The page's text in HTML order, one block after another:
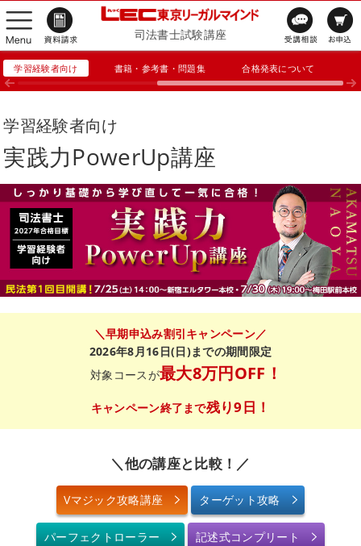
司法書士試験講座
学習経験者向け 書籍・参考書・問題集 合格発表について
学習経験者向け
実践力PowerUp講座
＼早期申込み割引キャンペーン／
2026年8月16日(日)までの期間限定
対象コースが最大8万円OFF！
キャンペーン終了まで残り9日！
＼他の講座と比較！／
Vマジック攻略講座 ターゲット攻略
パーフェクトローラー 記述式コンプリート